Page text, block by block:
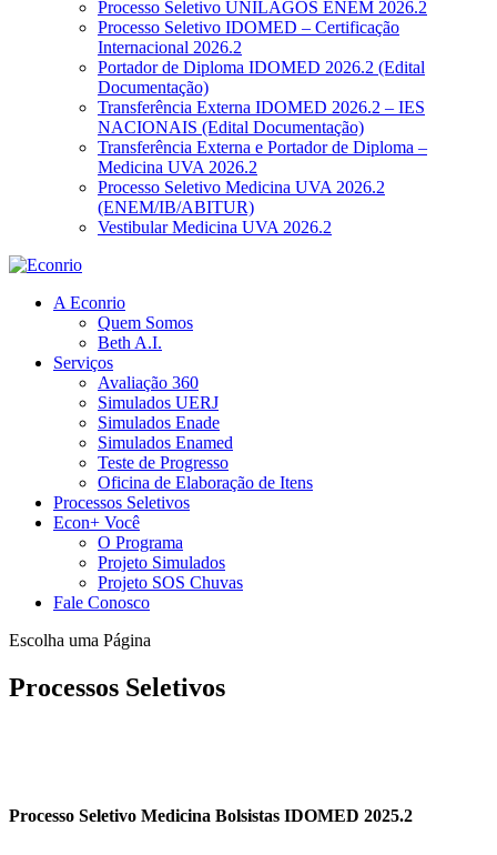
Processo Seletivo UNILAGOS ENEM 2026.2
Processo Seletivo IDOMED – Certificação
Internacional 2026.2
Portador de Diploma IDOMED 2026.2 (Edital
Documentação)
Transferência Externa IDOMED 2026.2 – IES
NACIONAIS (Edital Documentação)
Transferência Externa e Portador de Diploma –
Medicina UVA 2026.2
Processo Seletivo Medicina UVA 2026.2
(ENEM/IB/ABITUR)
Vestibular Medicina UVA 2026.2
A Econrio
Quem Somos
Beth A.I.
Serviços
Avaliação 360
Simulados UERJ
Simulados Enade
Simulados Enamed
Teste de Progresso
Oficina de Elaboração de Itens
Processos Seletivos
Econ+ Você
O Programa
Projeto Simulados
Projeto SOS Chuvas
Fale Conosco
Escolha uma Página
Processos Seletivos
Processo Seletivo Medicina Bolsistas IDOMED 2025.2